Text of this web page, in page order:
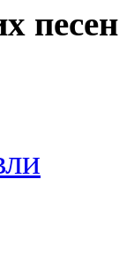
песен